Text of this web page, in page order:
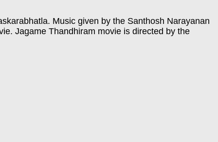
Music given by the Santhosh Narayanan
Jagame Thandhiram movie is directed by the